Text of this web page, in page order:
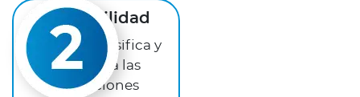
Contabilidad
Registra, clasifica y
consolida las
operaciones